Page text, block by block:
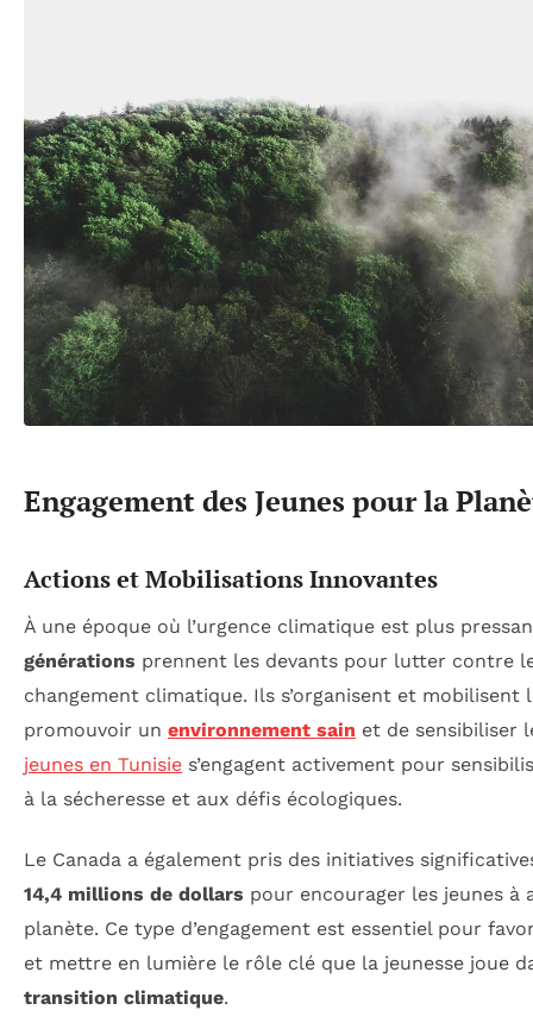
Engagement des Jeunes pour la
Actions et Mobilisations Innovantes
À une époque où l’urgence climatique est plus
générations prennent les devants pour lutter contre
changement climatique. Ils s’organisent et mobilisent
promouvoir un environnement sain et de sensibiliser
jeunes en Tunisie s’engagent activement pour
à la sécheresse et aux défis écologiques.
Le Canada a également pris des initiatives
14,4 millions de dollars pour encourager les jeunes
planète. Ce type d’engagement est essentiel pour
et mettre en lumière le rôle clé que la jeunesse joue
transition climatique.